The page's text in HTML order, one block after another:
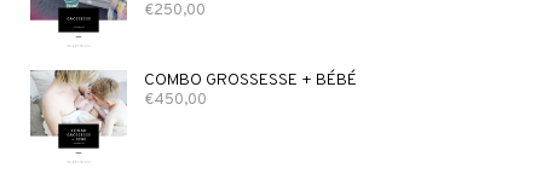
Note5.00
€250,00
COMBO GROSSESSE + BÉBÉ
€450,00